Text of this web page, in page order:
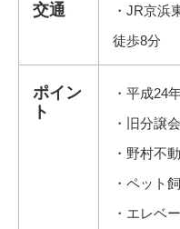
交通
・JR京浜
徒歩8分
ポイン
ト
・平成24
・旧分譲
・野村不
・ペット
・エレベ